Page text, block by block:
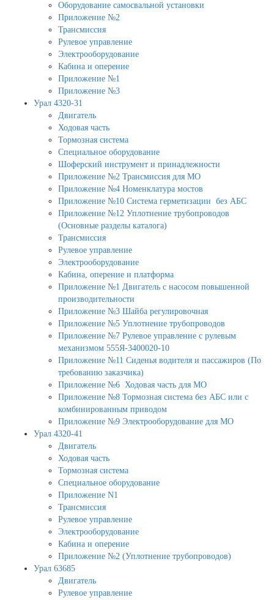
Оборудование самосвальной установки
Приложение №2
Трансмиссия
Рулевое управление
Электрооборудование
Кабина и оперение
Приложение №1
Приложение №3
Урал 4320-31
Двигатель
Ходовая часть
Тормозная система
Специальное оборудование
Шоферский инструмент и принадлежности
Приложение №2 Трансмиссия для МО
Приложение №4 Номенклатура мостов
Приложение №10 Система герметизации без АБС
Приложение №12 Уплотнение трубопроводов
(Основные разделы каталога)
Трансмиссия
Рулевое управление
Электрооборудование
Кабина, оперение и платформа
Приложение №1 Двигатель с насосом повышенной
производительности
Приложение №3 Шайба регулировочная
Приложение №5 Уплотнение трубопроводов
Приложение №7 Рулевое управление с рулевым
механизмом 555Я-3400020-10
Приложение №11 Сиденья водителя и пассажиров (По
требованию заказчика)
Приложение №6 Ходовая часть для МО
Приложение №8 Тормозная система без АБС или с
комбинированным приводом
Приложение №9 Электрооборудование для МО
Урал 4320-41
Двигатель
Ходовая часть
Тормозная система
Специальное оборудование
Приложение N1
Трансмиссия
Рулевое управление
Электрооборудование
Кабина и оперение
Приложение №2 (Уплотнение трубопроводов)
Урал 63685
Двигатель
Рулевое управление